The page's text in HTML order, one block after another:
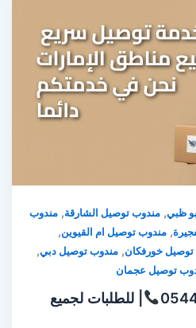
ظبي,مندوب توصيل الشارقة,مندوب
,مندوب توصيل ام القيوين,
خورفكان,مندوب توصيل دبي,
توصيل عجمان
| للطلبات لجميع